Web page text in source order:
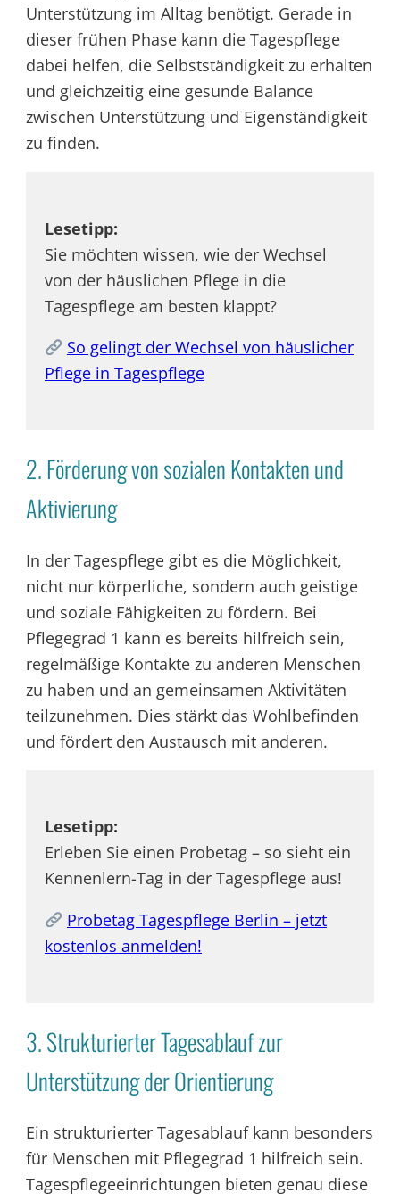
Unterstützung im Alltag benötigt. Gerade in
dieser frühen Phase kann die Tagespflege
dabei helfen, die Selbstständigkeit zu erhalten
und gleichzeitig eine gesunde Balance
zwischen Unterstützung und Eigenständigkeit
zu finden.
Lesetipp:
Sie möchten wissen, wie der Wechsel
von der häuslichen Pflege in die
Tagespflege am besten klappt?
So gelingt der Wechsel von häuslicher
Pflege in Tagespflege
2. Förderung von sozialen Kontakten und
Aktivierung
In der Tagespflege gibt es die Möglichkeit,
nicht nur körperliche, sondern auch geistige
und soziale Fähigkeiten zu fördern. Bei
Pflegegrad 1 kann es bereits hilfreich sein,
regelmäßige Kontakte zu anderen Menschen
zu haben und an gemeinsamen Aktivitäten
teilzunehmen. Dies stärkt das Wohlbefinden
und fördert den Austausch mit anderen.
Lesetipp:
Erleben Sie einen Probetag – so sieht ein
Kennenlern-Tag in der Tagespflege aus!
Probetag Tagespflege Berlin – jetzt
kostenlos anmelden!
3. Strukturierter Tagesablauf zur
Unterstützung der Orientierung
Ein strukturierter Tagesablauf kann besonders
für Menschen mit Pflegegrad 1 hilfreich sein.
Tagespflegeeinrichtungen bieten genau diese